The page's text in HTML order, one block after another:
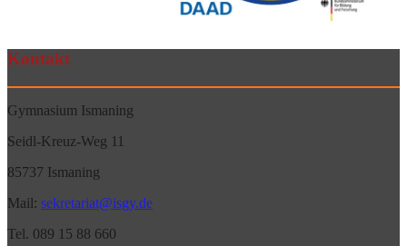
Kontakt
Gymnasium Ismaning
Seidl-Kreuz-Weg 11
85737 Ismaning
Mail: sekretariat@isgy.de
Tel. 089 15 88 660